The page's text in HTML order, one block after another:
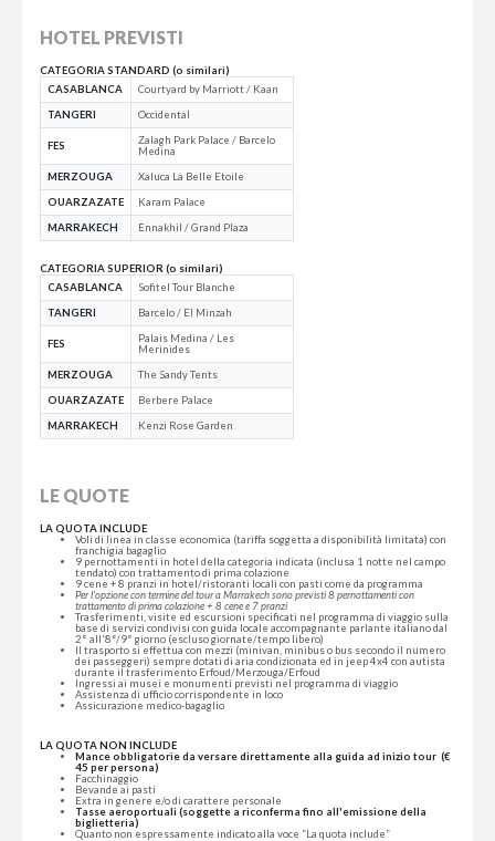
HOTEL PREVISTI
CATEGORIA STANDARD (o similari)
CASABLANCA
Courtyard by Marriott / Kaan
TANGERI Occidental
FES
Zalagh Park Palace / Barcelo
Medina
MERZOUGA Xaluca La Belle Etoile
OUARZAZATE Karam Palace
MARRAKECH Ennakhil / Grand Plaza
CATEGORIA SUPERIOR (o similari)
CASABLANCA
Sofitel Tour Blanche
TANGERI Barcelo / El Minzah
FES
Palais Medina / Les
Merinides
MERZOUGA The Sandy Tents
OUARZAZATE Berbere Palace
MARRAKECH Kenzi Rose Garden
LE QUOTE
LA QUOTA INCLUDE
Voli di linea in classe economica (tariffa soggetta a disponibilità limitata) con
franchigia bagaglio
9 pernottamenti in hotel della categoria indicata (inclusa 1 notte nel campo
tendato) con trattamento di prima colazione
9 cene + 8 pranzi in hotel/ristoranti locali con pasti come da programma
Per l'opzione con termine del tour a Marrakech sono previsti 8 pernottamenti con
trattamento di prima colazione + 8 cene e 7 pranzi
Trasferimenti, visite ed escursioni specificati nel programma di viaggio sulla
base di servizi condivisi con guida locale accompagnante parlante italiano dal
2° all'8°/9° giorno (escluso giornate/tempo libero)
Il trasporto si effettua con mezzi (minivan, minibus o bus secondo il numero
dei passeggeri) sempre dotati di aria condizionata ed in jeep 4x4 con autista
durante il trasferimento Erfoud/Merzouga/Erfoud
Ingressi ai musei e monumenti previsti nel programma di viaggio
Assistenza di ufficio corrispondente in loco
Assicurazione medico-bagaglio
LA QUOTA NON INCLUDE
Mance obbligatorie da versare direttamente alla guida ad inizio tour (€
45 per persona)
Facchinaggio
Bevande ai pasti
Extra in genere e/o di carattere personale
Tasse aeroportuali (soggette a riconferma fino all'emissione della
biglietteria)
Quanto non espressamente indicato alla voce “La quota include”